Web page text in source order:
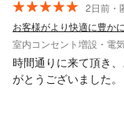
本当によかったです
ました。ありがとう
2日前・
お客様がより快適に豊か
室内コンセント増設・電
時間通りに来て頂き
がとうございました。